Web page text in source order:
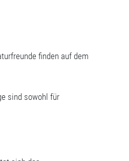
finden auf dem
sind sowohl für